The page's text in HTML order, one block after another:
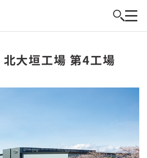
大垣工場 第4工場